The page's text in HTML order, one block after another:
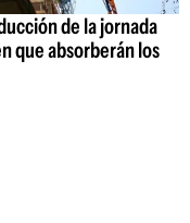
de la jornada
que absorberán los